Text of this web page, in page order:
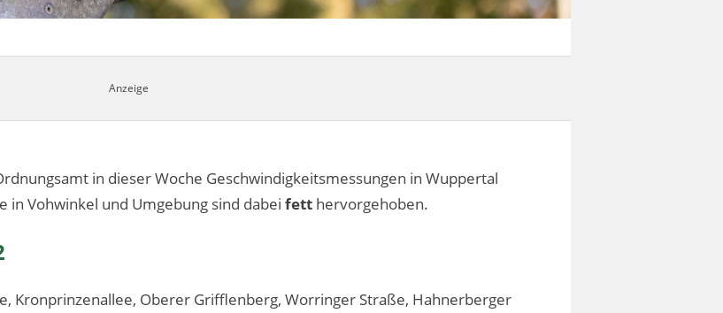
in dieser Woche Geschwindigkeitsmessungen in Wuppertal
Vohwinkel und Umgebung sind dabei fett hervorgehoben.
Kronprinzenallee, Oberer Grifflenberg, Worringer Straße, Hahnerberger